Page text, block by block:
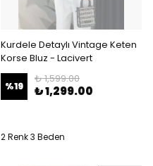
Kurdele Detaylı Vintage Keten
Korse Bluz - Lacivert
%19
₺ 1,599.00
₺ 1,299.00
2 Renk 3 Beden